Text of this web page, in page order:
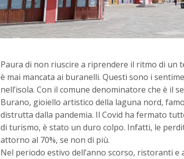
Paura di non riuscire a riprendere il ritmo di un
è mai mancata ai buranelli. Questi sono i
nell’isola. Con il comune denominatore che è il
Burano, gioiello artistico della laguna nord,
distrutta dalla pandemia. Il Covid ha fermato
di turismo, è stato un duro colpo. Infatti, le
attorno al 70%, se non di più.
Nel periodo estivo dell’anno scorso, ristoranti